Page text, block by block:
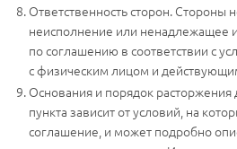
Ответственность сторон. Стороны
неисполнение или ненадлежащее
по соглашению в соответствии с
с физическим лицом и
Основания и порядок
пункта зависит от условий, на
соглашение, и может подробно